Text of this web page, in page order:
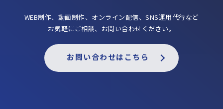
WEB制作、動画制作、オンライン配信、SNS運用代行など
お気軽にご相談、お問い合わせください。
お問い合わせはこちら